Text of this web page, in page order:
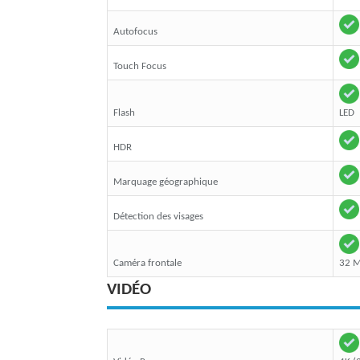
Autofocus
Touch Focus
Flash LED
HDR
Marquage géographique
Détection des visages
Caméra frontale 32
VIDÉO